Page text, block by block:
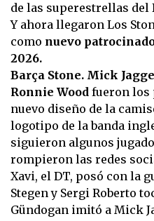
de las superestrellas del
Y ahora llegaron Los
como nuevo
2026.
Barça Stone. Mick
Ronnie Wood fueron los
nuevo diseño de la
logotipo de la banda
siguieron algunos
rompieron las redes
Xavi, el DT, posó con la
Stegen y Sergi Roberto
Gündogan imitó a Mick